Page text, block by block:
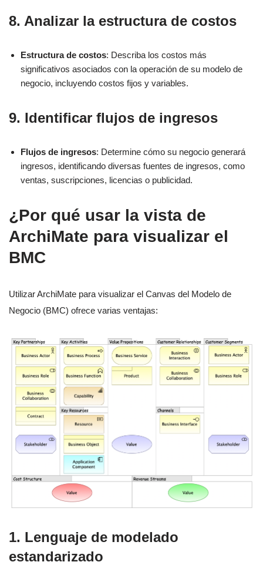
8. Analizar la estructura de costos
Estructura de costos: Describa los costos más
significativos asociados con la operación de su modelo de
negocio, incluyendo costos fijos y variables.
9. Identificar flujos de ingresos
Flujos de ingresos: Determine cómo su negocio generará
ingresos, identificando diversas fuentes de ingresos, como
ventas, suscripciones, licencias o publicidad.
¿Por qué usar la vista de
ArchiMate para visualizar el
BMC
Utilizar ArchiMate para visualizar el Canvas del Modelo de
Negocio (BMC) ofrece varias ventajas:
1. Lenguaje de modelado
estandarizado